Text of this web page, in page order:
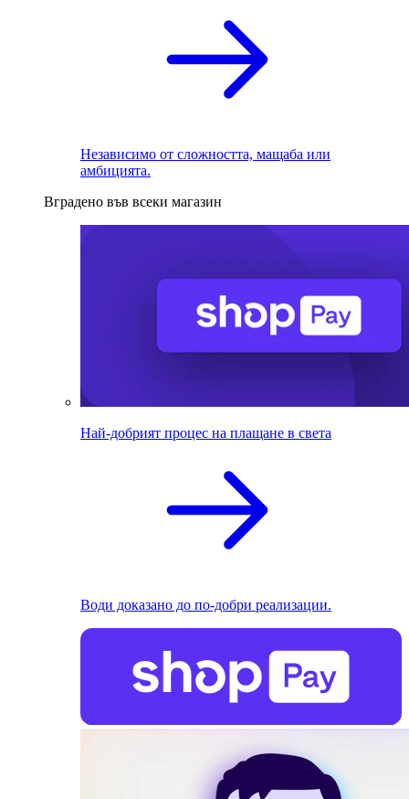
Независимо от сложността, мащаба или
амбицията.
Вградено във всеки магазин
Най-добрият процес на плащане в света
Води доказано до по-добри реализации.